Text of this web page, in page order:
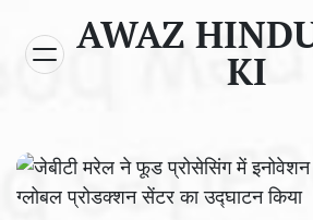
content
AWAZ
KI